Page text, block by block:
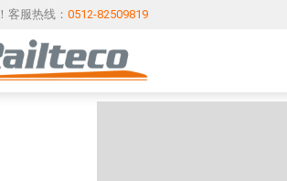
！客服热线： 0512-82509819